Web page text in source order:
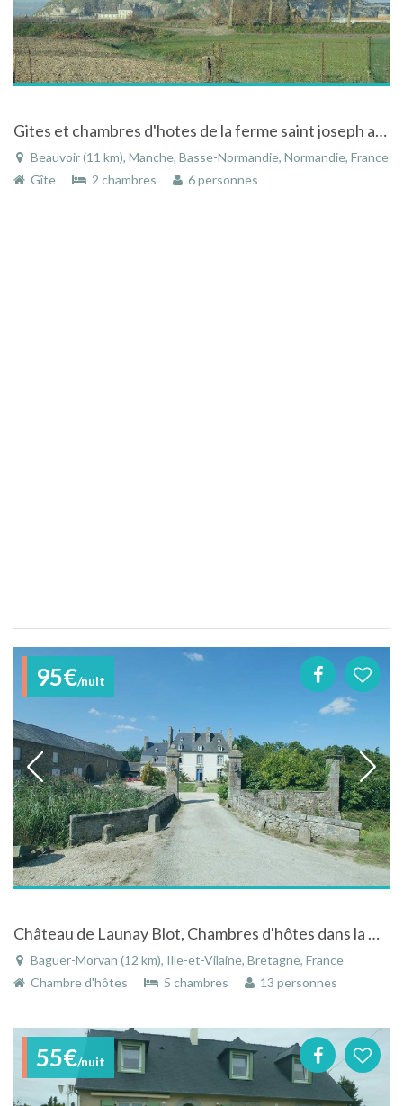
Gites et chambres d'hotes de la ferme saint joseph avec vue exceptionnelle sur le mont Saint Michel
Beauvoir (11 km), Manche, Basse-Normandie, Normandie, France
Gîte
2 chambres 6 personnes
95€/nuit
Château de Launay Blot, Chambres d'hôtes dans la Baie du Mont Saint Michel
Baguer-Morvan (12 km), Ille-et-Vilaine, Bretagne, France
Chambre d'hôtes
5 chambres 13 personnes
55€/nuit